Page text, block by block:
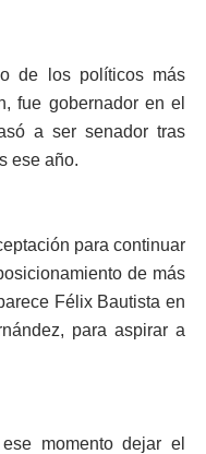
de los políticos más
fue gobernador en el
a ser senador tras
ese año.
para continuar
de más
Félix Bautista en
para aspirar a
momento dejar el